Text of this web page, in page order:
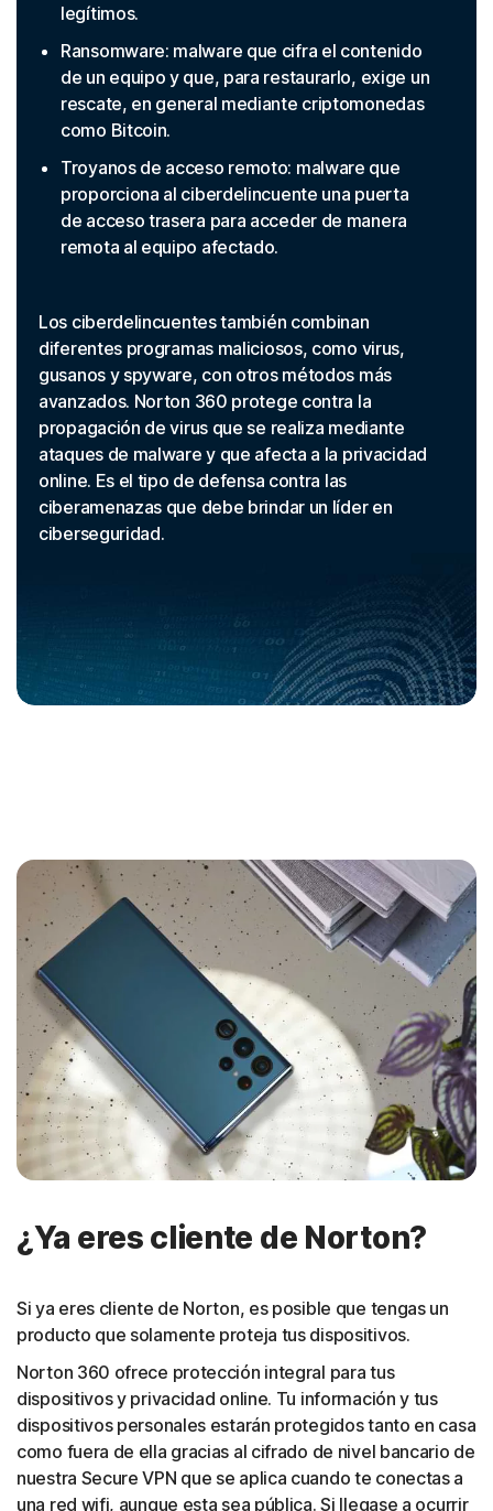
legítimos.
Ransomware: malware que cifra el contenido
de un equipo y que, para restaurarlo, exige un
rescate, en general mediante criptomonedas
como Bitcoin.
Troyanos de acceso remoto: malware que
proporciona al ciberdelincuente una puerta
de acceso trasera para acceder de manera
remota al equipo afectado.
Los ciberdelincuentes también combinan
diferentes programas maliciosos, como virus,
gusanos y spyware, con otros métodos más
avanzados. Norton 360 protege contra la
propagación de virus que se realiza mediante
ataques de malware y que afecta a la privacidad
online. Es el tipo de defensa contra las
ciberamenazas que debe brindar un líder en
ciberseguridad.
¿Ya eres cliente de Norton?
Si ya eres cliente de Norton, es posible que tengas un
producto que solamente proteja tus dispositivos.
Norton 360 ofrece protección integral para tus
dispositivos y privacidad online. Tu información y tus
dispositivos personales estarán protegidos tanto en casa
como fuera de ella gracias al cifrado de nivel bancario de
nuestra Secure VPN que se aplica cuando te conectas a
una red wifi, aunque esta sea pública. Si llegase a ocurrir